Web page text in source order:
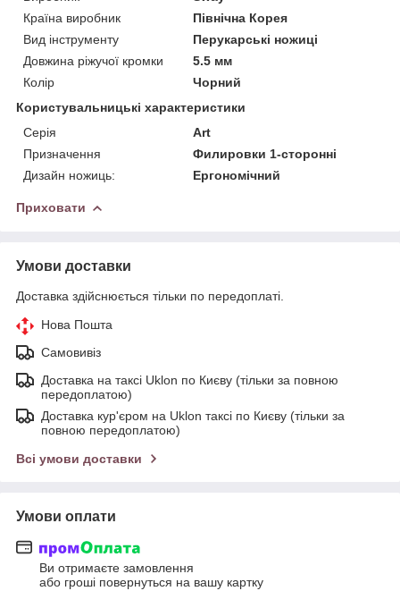
Країна виробник
Північна Корея
Вид інструменту
Перукарські ножиці
Довжина ріжучої кромки
5.5 мм
Колір
Чорний
Користувальницькі характеристики
Серія
Art
Призначення
Филировки 1-сторонні
Дизайн ножиць:
Ергономічний
Приховати
Умови доставки
Доставка здійснюється тільки по передоплаті.
Нова Пошта
Самовивіз
Доставка на таксі Uklon по Києву (тільки за повною
передоплатою)
Доставка кур'єром на Uklon таксі по Києву (тільки за
повною передоплатою)
Всі умови доставки
Умови оплати
Ви отримаєте замовлення
або гроші повернуться на вашу картку